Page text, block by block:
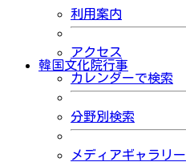
利用案内
アクセス
韓国文化院行事
カレンダーで検索
分野別検索
メディアギャラリー